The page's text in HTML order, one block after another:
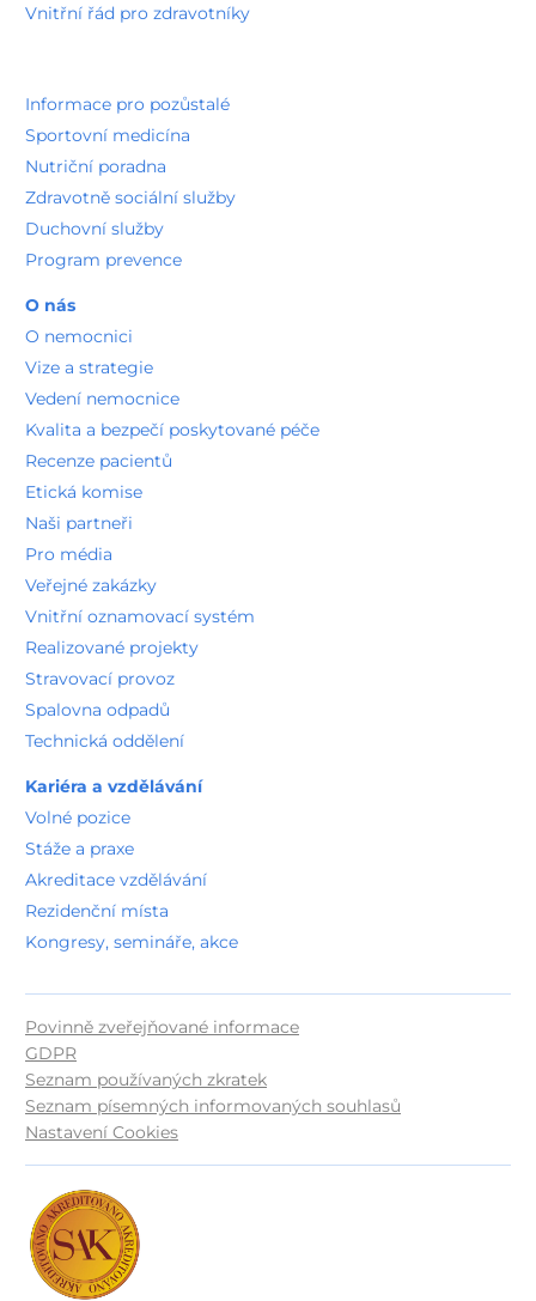
Vnitřní řád pro zdravotníky
Informace pro pozůstalé
Sportovní medicína
Nutriční poradna
Zdravotně sociální služby
Duchovní služby
Program prevence
O nás
O nemocnici
Vize a strategie
Vedení nemocnice
Kvalita a bezpečí poskytované péče
Recenze pacientů
Etická komise
Naši partneři
Pro média
Veřejné zakázky
Vnitřní oznamovací systém
Realizované projekty
Stravovací provoz
Spalovna odpadů
Technická oddělení
Kariéra a vzdělávání
Volné pozice
Stáže a praxe
Akreditace vzdělávání
Rezidenční místa
Kongresy, semináře, akce
Povinně zveřejňované informace
GDPR
Seznam používaných zkratek
Seznam písemných informovaných souhlasů
Nastavení Cookies